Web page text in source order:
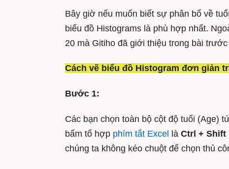
Bây giờ nếu muốn biết sự phân bổ về
biểu đồ Histograms là phù hợp nhất.
20 mà Gitiho đã giới thiệu trong bài
Cách vẽ biểu đồ Histogram đơn giản
Bước 1:
Các bạn chọn toàn bộ cột độ tuổi (Age)
bấm tổ hợp phím tắt Excel là Ctrl + Shift
chúng ta không kéo chuột để chọn thủ